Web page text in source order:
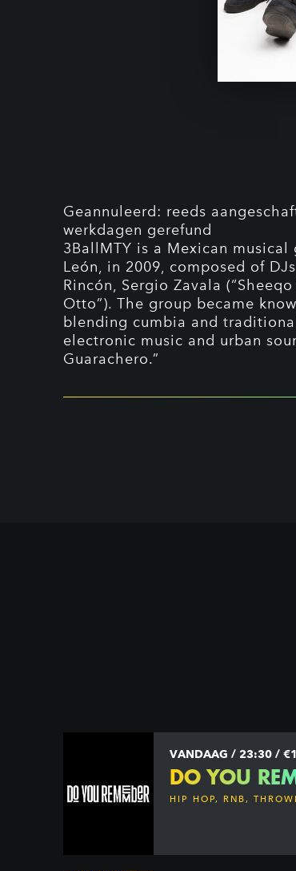
Geannuleerd: reeds
werkdagen gerefund
3BallMTY is a Mexican
León, in 2009, composed of
Rincón, Sergio Zavala
Otto”). The group became
blending cumbia and
electronic music and urban
Guarachero.”
VANDAAG / 23:30 /
DO YOU
HIP HOP, RNB,